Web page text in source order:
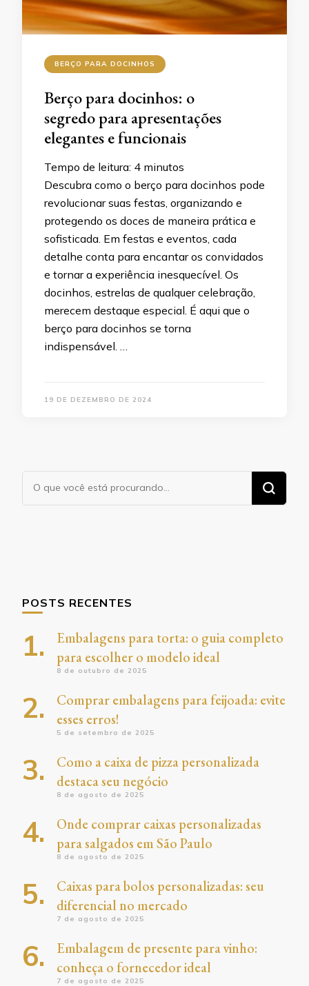
BERÇO PARA DOCINHOS
Berço para docinhos: o
segredo para apresentações
elegantes e funcionais
Tempo de leitura: 4 minutos
Descubra como o berço para docinhos pode
revolucionar suas festas, organizando e
protegendo os doces de maneira prática e
sofisticada. Em festas e eventos, cada
detalhe conta para encantar os convidados
e tornar a experiência inesquecível. Os
docinhos, estrelas de qualquer celebração,
merecem destaque especial. É aqui que o
berço para docinhos se torna
indispensável. …
19 DE DEZEMBRO DE 2024
Procurando
POSTS RECENTES
Embalagens para torta: o guia completo
para escolher o modelo ideal
8 de outubro de 2025
Comprar embalagens para feijoada: evite
esses erros!
5 de setembro de 2025
Como a caixa de pizza personalizada
destaca seu negócio
8 de agosto de 2025
Onde comprar caixas personalizadas
para salgados em São Paulo
8 de agosto de 2025
Caixas para bolos personalizadas: seu
diferencial no mercado
7 de agosto de 2025
Embalagem de presente para vinho:
conheça o fornecedor ideal
7 de agosto de 2025